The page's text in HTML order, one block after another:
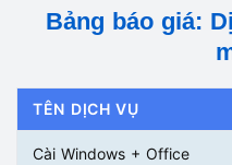
Bảng báo giá:
TÊN DỊCH VỤ
Cài Windows + Office